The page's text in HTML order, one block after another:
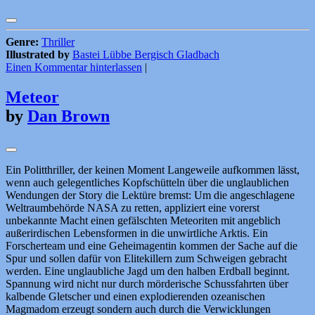
Genre: Thriller
Illustrated by Bastei Lübbe Bergisch Gladbach
Einen Kommentar hinterlassen |
Meteor
by Dan Brown
Ein Politthriller, der keinen Moment Langeweile aufkommen lässt,
wenn auch gelegentliches Kopfschütteln über die unglaublichen
Wendungen der Story die Lektüre bremst: Um die angeschlagene
Weltraumbehörde NASA zu retten, appliziert eine vorerst
unbekannte Macht einen gefälschten Meteoriten mit angeblich
außerirdischen Lebensformen in die unwirtliche Arktis. Ein
Forscherteam und eine Geheimagentin kommen der Sache auf die
Spur und sollen dafür von Elitekillern zum Schweigen gebracht
werden. Eine unglaubliche Jagd um den halben Erdball beginnt.
Spannung wird nicht nur durch mörderische Schussfahrten über
kalbende Gletscher und einen explodierenden ozeanischen
Magmadom erzeugt sondern auch durch die Verwicklungen